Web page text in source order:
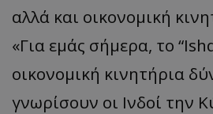
αλλά και οικονομική
«Για εμάς σήμερα, το
οικονομική κινητήρια
γνωρίσουν οι Ινδοί την